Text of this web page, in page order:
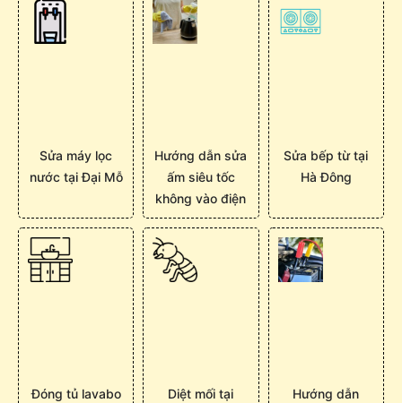
Sửa máy lọc
nước tại Đại Mỗ
Hướng dẫn sửa
ấm siêu tốc
không vào điện
Sửa bếp từ tại
Hà Đông
Đóng tủ lavabo
Diệt mối tại
Hướng dẫn